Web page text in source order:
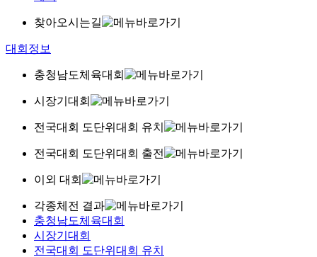
찾아오시는길
대회정보
충청남도체육대회
시장기대회
전국대회 도단위대회 유치
전국대회 도단위대회 출전
이외 대회
각종체전 결과
충청남도체육대회
시장기대회
전국대회 도단위대회 유치